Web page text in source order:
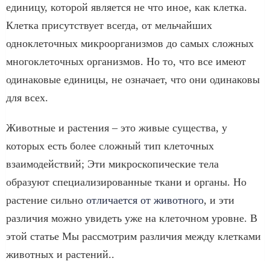
единицу, которой является не что иное, как клетка.
Клетка присутствует всегда, от мельчайших
одноклеточных микроорганизмов до самых сложных
многоклеточных организмов. Но то, что все имеют
одинаковые единицы, не означает, что они одинаковы
для всех.
Животные и растения – это живые существа, у
которых есть более сложный тип клеточных
взаимодействий; Эти микроскопические тела
образуют специализированные ткани и органы. Но
растение сильно отличается от животного, и эти
различия можно увидеть уже на клеточном уровне. В
этой статье Мы рассмотрим различия между клетками
животных и растений..